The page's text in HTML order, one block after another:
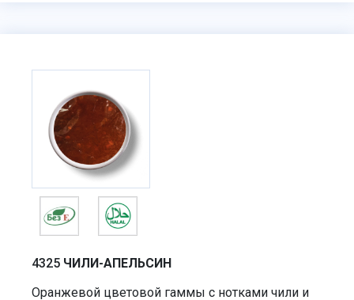
4325 ЧИЛИ-АПЕЛЬСИН
Оранжевой цветовой гаммы с нотками чили и